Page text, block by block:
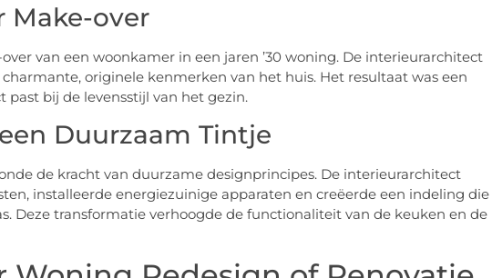
Make-over
van een woonkamer in een jaren ’30 woning. De interieurarchitect
originele kenmerken van het huis. Het resultaat was een
bij de levensstijl van het gezin.
Duurzaam Tintje
de kracht van duurzame designprincipes. De interieurarchitect
installeerde energiezuinige apparaten en creëerde een indeling die
Deze transformatie verhoogde de functionaliteit van de keuken en de